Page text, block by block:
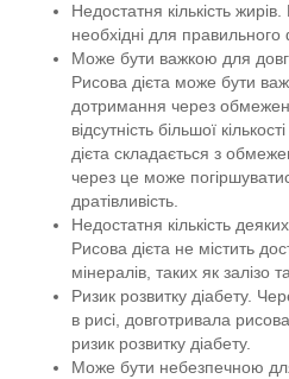
Недостатня кількість
необхідні для правильного
Може бути важкою для
Рисова дієта може бути
дотримання через
відсутність більшої
дієта складається з
через це може
дратівливість.
Недостатня кількість
Рисова дієта не містить
мінералів, таких як залізо
Ризик розвитку діабету.
в рисі, довготривала
ризик розвитку діабету.
Може бути небезпечною